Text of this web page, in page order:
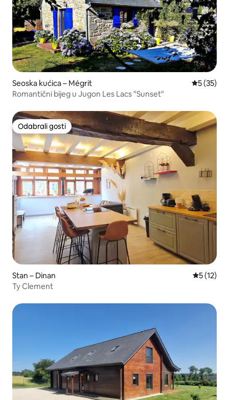
Seoska kućica – Mégrit Prosječna
5 (35)
Romantični bijeg u Jugon Les Lacs "Sunset"
Odabrali gosti
Odabrali gosti
Stan – Dinan Prosječna
5 (12)
Ty Clement